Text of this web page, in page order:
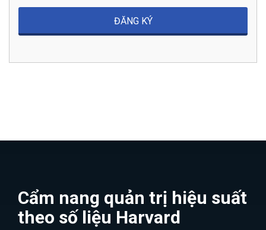
Cẩm nang quản trị hiệu suất
theo số liệu Harvard